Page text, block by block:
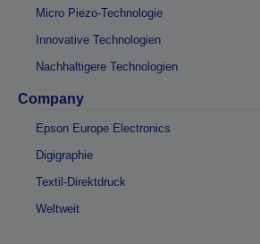
Micro Piezo-Technologie
Innovative Technologien
Nachhaltigere Technologien
Company
Epson Europe Electronics
Digigraphie
Textil-Direktdruck
Weltweit